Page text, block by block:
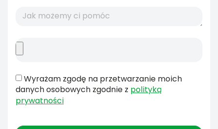
Wyrażam zgodę na przetwarzanie moich
danych osobowych zgodnie z polityką
prywatności